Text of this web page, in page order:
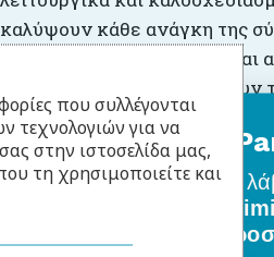
καλύψουν κάθε ανάγκη της
Επενδύουμε σε ποιότητα και
προϊόντα μας να συνοδεύουν
πάρα πολλά χρόνια.
που συλλέγονται
τεχνολογιών για να
στην ιστοσελίδα μας,
τη χρησιμοποιείτε και
BabyLlama
Γίνε μέλοςκαι
όλα τα νέα σχέδια,
ειδικές